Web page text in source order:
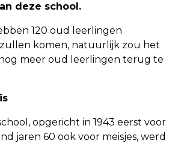
deze school.
120 oud leerlingen
komen, natuurlijk zou het
meer oud leerlingen terug te
opgericht in 1943 eerst voor
jaren 60 ook voor meisjes, werd